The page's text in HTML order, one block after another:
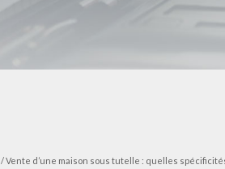
/ Vente d’une maison sous tutelle : quelles